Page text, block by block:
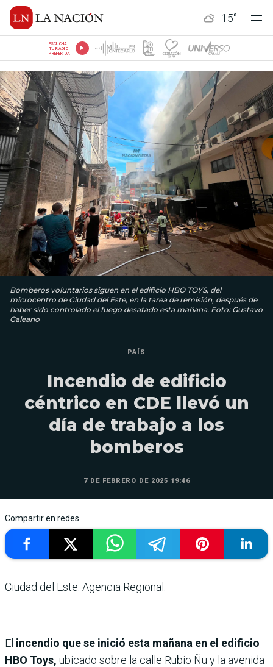
15°
ESCUCHÁ
TU RADIO
PREFERIDA
Bomberos voluntarios siguen en el edificio HBO TOYS, del
microcentro de Ciudad del Este, en la tarea de remisión, después de
haber sido controlado el fuego desatado esta mañana. Foto: Gustavo
Galeano
PAÍS
Incendio de edificio
céntrico en CDE llevó un
día de trabajo a los
bomberos
7 DE FEBRERO DE 2025 19:46
Compartir en redes
Ciudad del Este. Agencia Regional.
El incendio que se inició esta mañana en el edificio
HBO Toys, ubicado sobre la calle Rubio Ñu y la avenida